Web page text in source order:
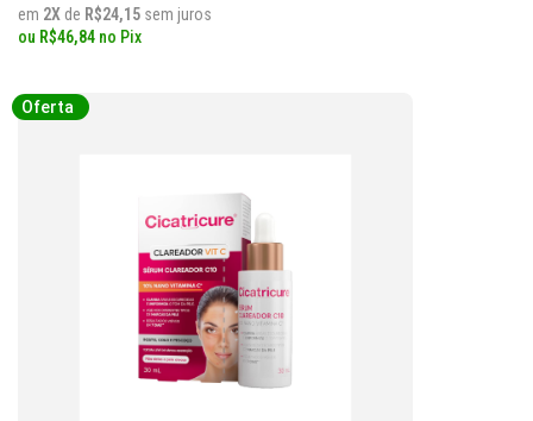
em 2X de R$24,15 sem juros
ou R$46,84 no Pix
Oferta
Oferta